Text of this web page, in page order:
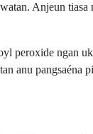
Anjeun
ngan
anu pangsaéna